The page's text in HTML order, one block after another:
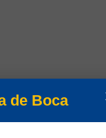
de Boca